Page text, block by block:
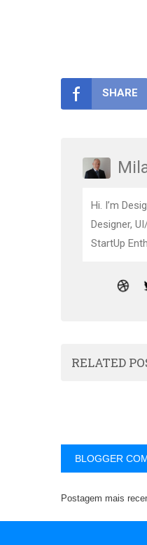
SHARE
Hi. I’m
Designer,
StartUp
RELATED
BLOGGER
Postagem mais